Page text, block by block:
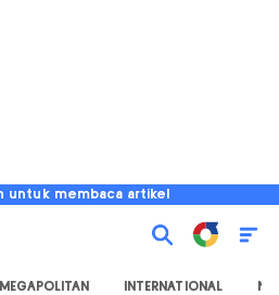
untuk membaca artikel
MEGAPOLITAN INTERNATIONAL